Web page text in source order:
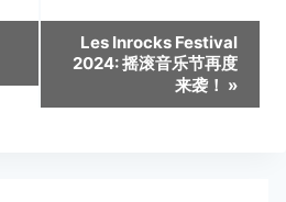
Les Inrocks Festival
2024: 摇滚音乐节再度
来袭！ »